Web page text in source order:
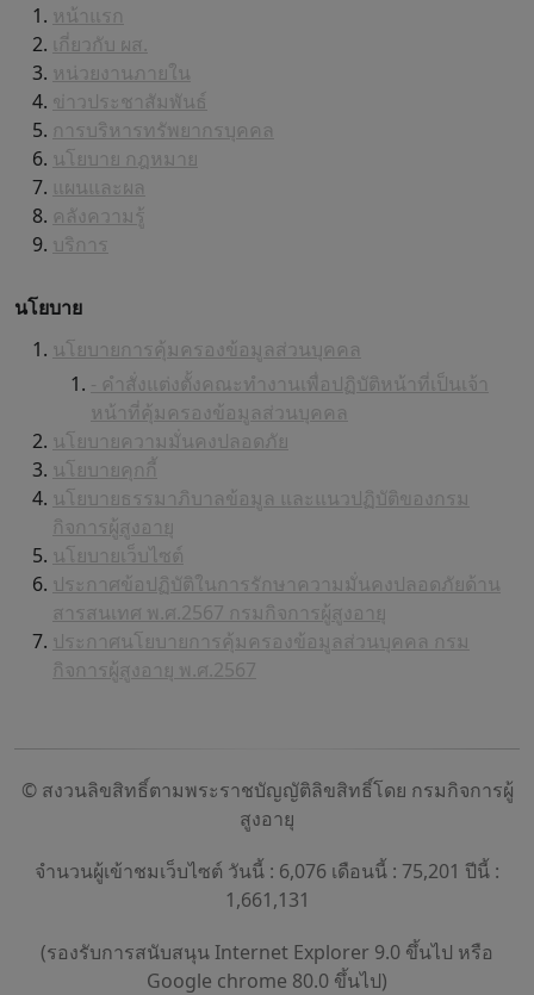
หน้าแรก
เกี่ยวกับ ผส.
หน่วยงานภายใน
ข่าวประชาสัมพันธ์
การบริหารทรัพยากรบุคคล
นโยบาย กฎหมาย
แผนและผล
คลังความรู้
บริการ
นโยบาย
นโยบายการคุ้มครองข้อมูลส่วนบุคคล
- คำสั่งแต่งตั้งคณะทำงานเพื่อปฏิบัติหน้าที่เป็นเจ้า
หน้าที่คุ้มครองข้อมูลส่วนบุคคล
นโยบายความมั่นคงปลอดภัย
นโยบายคุกกี้
นโยบายธรรมาภิบาลข้อมูล และแนวปฏิบัติของกรม
กิจการผู้สูงอายุ
นโยบายเว็บไซต์
ประกาศข้อปฏิบัติในการรักษาความมั่นคงปลอดภัยด้าน
สารสนเทศ พ.ศ.2567 กรมกิจการผู้สูงอายุ
ประกาศนโยบายการคุ้มครองข้อมูลส่วนบุคคล กรม
กิจการผู้สูงอายุ พ.ศ.2567
© สงวนลิขสิทธิ์ตามพระราชบัญญัติลิขสิทธิ์โดย กรมกิจการผู้
สูงอายุ
จำนวนผู้เข้าชมเว็บไซต์ วันนี้ : 6,076 เดือนนี้ : 75,201 ปีนี้ :
1,661,131
(รองรับการสนับสนุน Internet Explorer 9.0 ขึ้นไป หรือ
Google chrome 80.0 ขึ้นไป)